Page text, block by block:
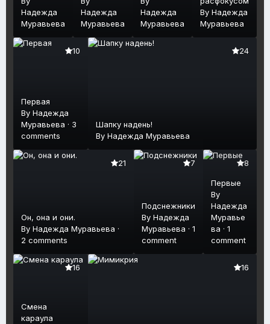
зрение).
Надежда
Муравьева
Надежда
Муравьева
Надежда
Муравьева
By Надежда
Муравьева
10
Первая
By Надежда
Муравьева · 3
comments
24
Шапку надень!
ByНадежда Муравьева
21
Он, она и они.
By Надежда Муравьева ·
2 comments
7
Подснежники
ByНадежда
Муравьева ·1
comment
8
Первые
By
Надежда
Муравье
ва ·1
comment
16
Смена
караула
16